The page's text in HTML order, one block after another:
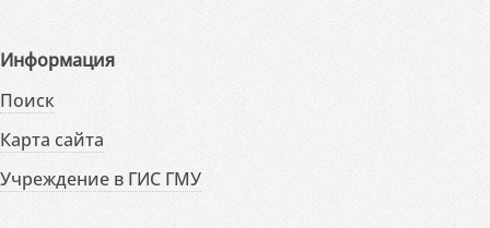
Информация
Поиск
Карта сайта
Учреждение в ГИС ГМУ